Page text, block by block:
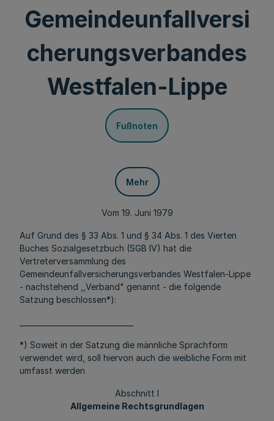
Gemeindeunfallversi
cherungsverbandes
Westfalen-Lippe
Fußnoten
Mehr
Vom 19. Juni 1979
Auf Grund des § 33 Abs. 1 und § 34 Abs. 1 des Vierten
Buches Sozialgesetzbuch (SGB IV) hat die
Vertreterversammlung des
Gemeindeunfallversicherungsverbandes Westfalen-Lippe
- nachstehend ,,Verband" genannt - die folgende
Satzung beschlossen*):
*) Soweit in der Satzung die männliche Sprachform
verwendet wird, soll hiervon auch die weibliche Form mit
umfasst werden
Abschnitt I
Allgemeine Rechtsgrundlagen